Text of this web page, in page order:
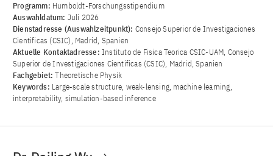
Programm: Humboldt-Forschungsstipendium
Auswahldatum: Juli 2026
Dienstadresse (Auswahlzeitpunkt): Consejo Superior de Investigaciones
Cientificas (CSIC), Madrid, Spanien
Aktuelle Kontaktadresse: Instituto de Fisica Teorica CSIC-UAM, Consejo
Superior de Investigaciones Cientificas (CSIC), Madrid, Spanien
Fachgebiet:Theoretische Physik
Keywords: Large-scale structure, weak-lensing, machine learning,
interpretability, simulation-based inference